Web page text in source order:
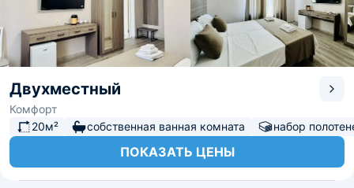
Двухместный
Комфорт
20м²
собственная ванная комната набор
ПОКАЗАТЬ ЦЕНЫ